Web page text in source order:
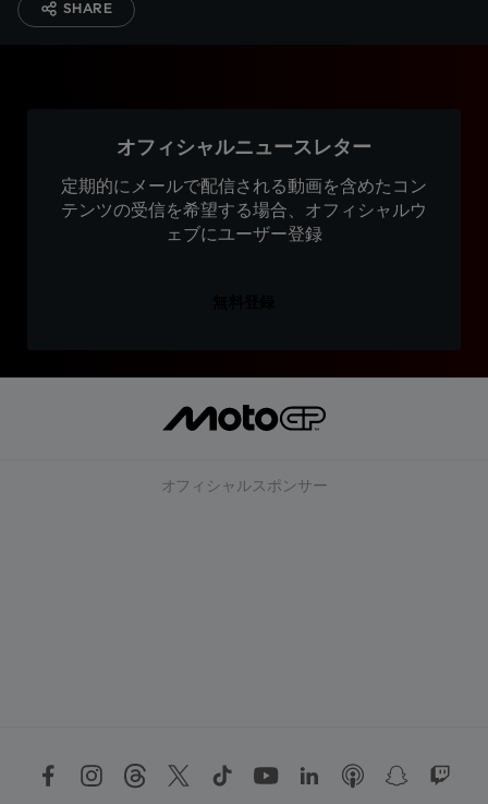
SHARE
オフィシャルニュースレター
定期的にメールで配信される動画を含めたコン
テンツの受信を希望する場合、オフィシャルウ
ェブにユーザー登録
オフィシャルスポンサー